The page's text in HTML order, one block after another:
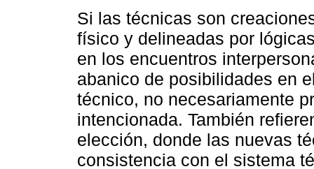
Si las técnicas son
físico y delineadas por
en los encuentros
abanico de posibilidades en
técnico, no necesariamente
intencionada. También
elección, donde las nuevas
consistencia con el sistema